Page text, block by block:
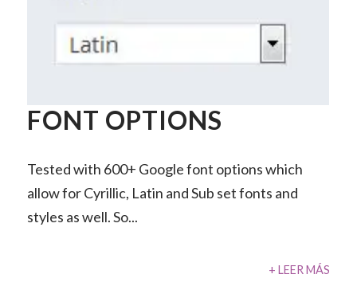
FONT OPTIONS
Tested with 600+ Google font options which
allow for Cyrillic, Latin and Sub set fonts and
styles as well. So...
+ LEER MÁS